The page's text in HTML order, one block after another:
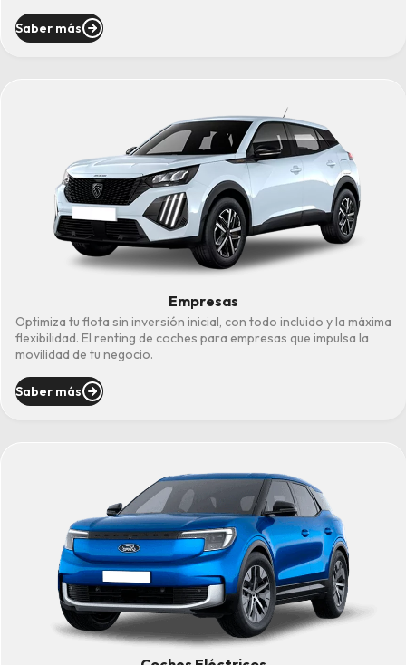
Saber más
Empresas
Optimiza tu flota sin inversión inicial, con todo incluido y la máxima
flexibilidad. El renting de coches para empresas que impulsa la
movilidad de tu negocio.
Saber más